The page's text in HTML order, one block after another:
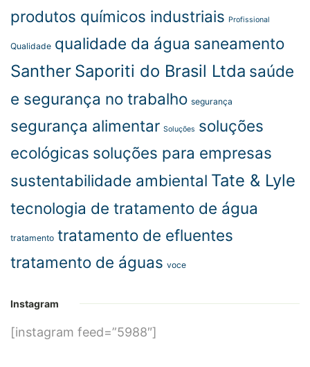
produtos químicos industriais Profissional
Qualidade qualidade da água saneamento
Santher Saporiti do Brasil Ltda saúde
e segurança no trabalho segurança
segurança alimentar Soluções soluções
ecológicas soluções para empresas
sustentabilidade ambiental Tate & Lyle
tecnologia de tratamento de água
tratamento tratamento de efluentes
tratamento de águas voce
Instagram
[instagram feed=”5988″]